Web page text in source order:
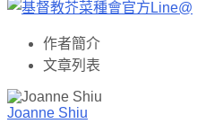
作者簡介
文章列表
Joanne Shiu